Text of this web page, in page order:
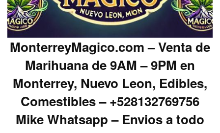
MonterreyMagico.com – Venta de
Marihuana de 9AM – 9PM en
Monterrey, Nuevo Leon, Edibles,
Comestibles – +528132769756
Mike Whatsapp – Envios a todo